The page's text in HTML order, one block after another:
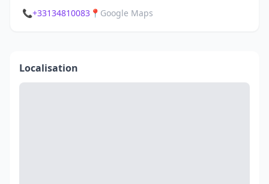
📞+33134810083 📍 Google Maps
Localisation